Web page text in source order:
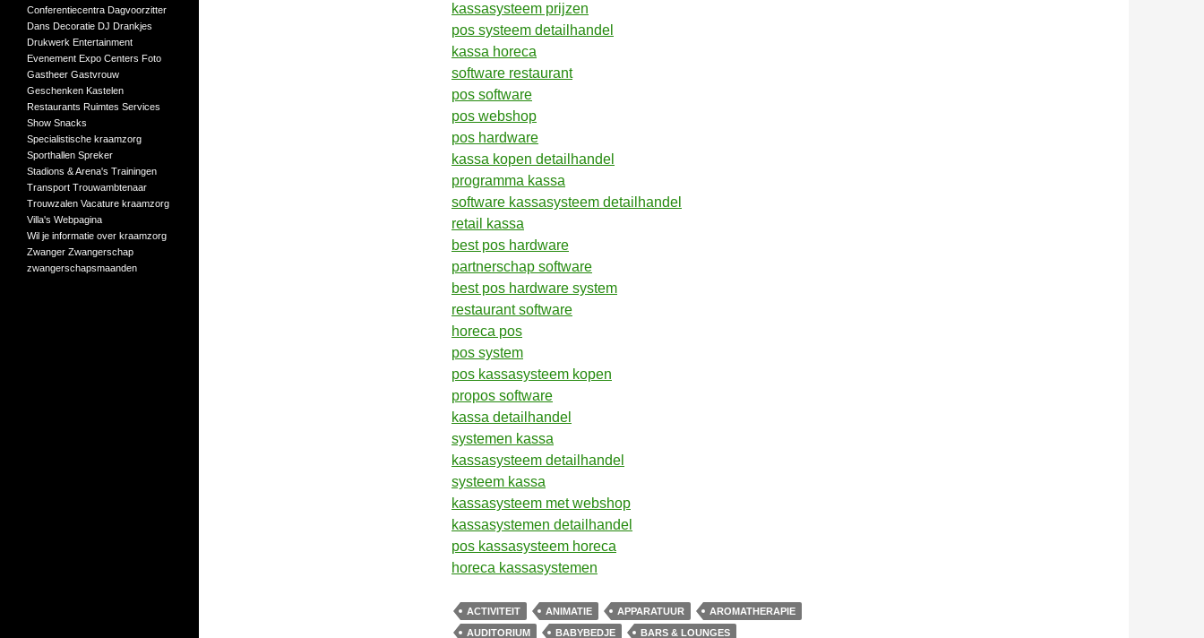
kassasysteem prijzen
pos systeem detailhandel
kassa horeca
software restaurant
pos software
pos webshop
pos hardware
kassa kopen detailhandel
programma kassa
software kassasysteem detailhandel
retail kassa
best pos hardware
partnerschap software
best pos hardware system
restaurant software
horeca pos
pos system
pos kassasysteem kopen
propos software
kassa detailhandel
systemen kassa
kassasysteem detailhandel
systeem kassa
kassasysteem met webshop
kassasystemen detailhandel
pos kassasysteem horeca
horeca kassasystemen
ACTIVITEIT ANIMATIE APPARATUUR
AROMATHERAPIE
AUDITORIUM
BABYBEDJE
BARS & LOUNGES
Conferentiecentra Dagvoorzitter
Dans Decoratie DJ Drankjes
Drukwerk Entertainment
Evenement Expo Centers Foto
Gastheer Gastvrouw
Geschenken Kastelen
Restaurants Ruimtes Services
Show Snacks
Specialistische kraamzorg
Sporthallen Spreker
Stadions & Arena's Trainingen
Transport Trouwambtenaar
Trouwzalen Vacature kraamzorg
Villa's Webpagina
Wil je informatie over kraamzorg
Zwanger Zwangerschap
zwangerschapsmaanden